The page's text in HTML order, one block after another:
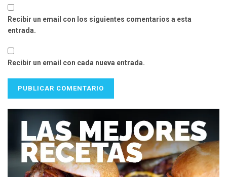
Recibir un email con los siguientes comentarios a esta
entrada.
Recibir un email con cada nueva entrada.